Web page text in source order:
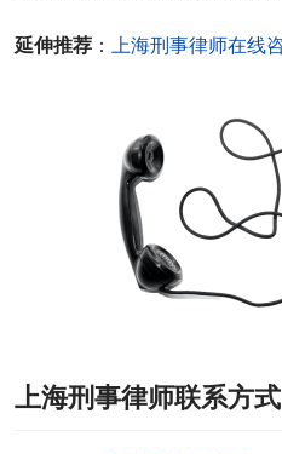
延伸推荐 ： 上海刑事律师在线
上海刑事律师联系方式